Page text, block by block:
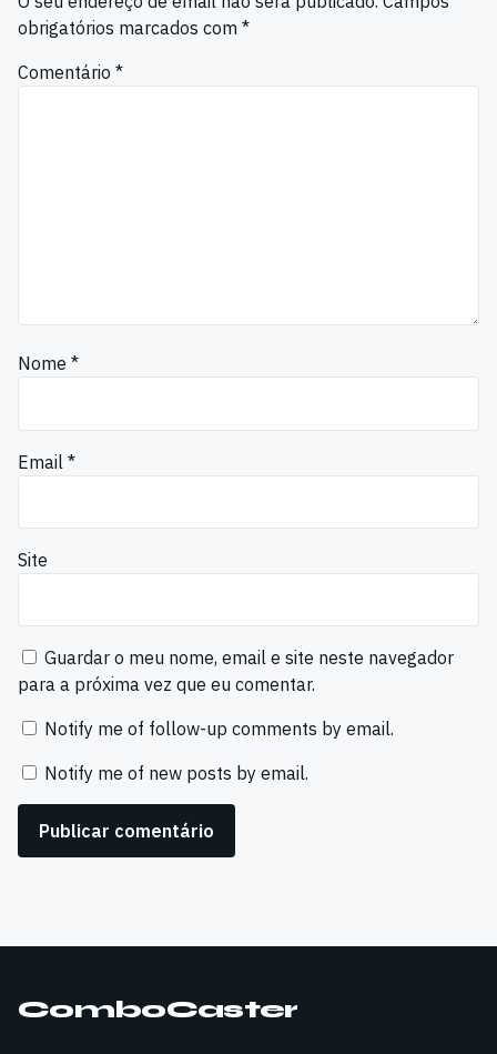
obrigatórios marcados com *
Comentário *
Nome *
Email *
Site
Guardar o meu nome, email e site neste navegador
para a próxima vez que eu comentar.
Notify me of follow-up comments by email.
Notify me of new posts by email.
ComboCaster